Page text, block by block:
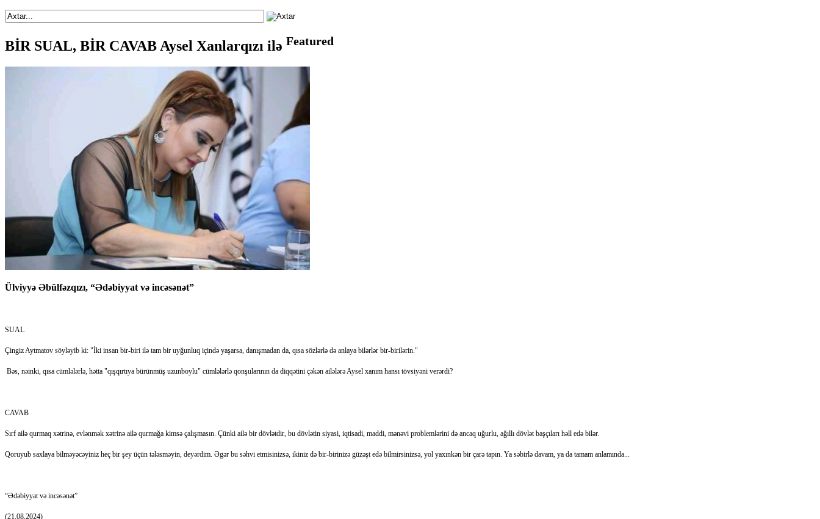
BİR SUAL, BİR CAVAB Aysel Xanlarqızı ilə Featured
Ülviyyə Əbülfəzqızı, “Ədəbiyyat və incəsənət”
SUAL
Çingiz Aytmatov söyləyib ki: "İki insan bir-biri ilə tam bir uyğunluq içində yaşarsa, danışmadan da, qısa sözlərlə də anlaya bilərlər bir-birilərin."
Bəs, nəinki, qısa cümlələrlə, hətta "qışqırtıya bürünmüş uzunboylu" cümlələrlə qonşularının da diqqətini çəkən ailələrə Aysel xanım hansı tövsiyəni verərdi?
CAVAB
Sırf ailə qurmaq xətrinə, evlənmək xətrinə ailə qurmağa kimsə çalışmasın. Çünki ailə bir dövlətdir, bu dövlətin siyasi, iqtisadi, maddi, mənəvi problemlərini də ancaq uğurlu, ağıllı dövlət başçıları həll edə bilər.
Qoruyub saxlaya bilməyəcəyiniz heç bir şey üçün tələsməyin, deyərdim. Əgər bu səhvi etmisinizsə, ikiniz də bir-birinizə güzəşt edə bilmirsinizsə, yol yaxınkən bir çarə tapın. Ya səbirlə davam, ya da tamam anlamında...
“Ədəbiyyat və incəsənət”
(21.08.2024)